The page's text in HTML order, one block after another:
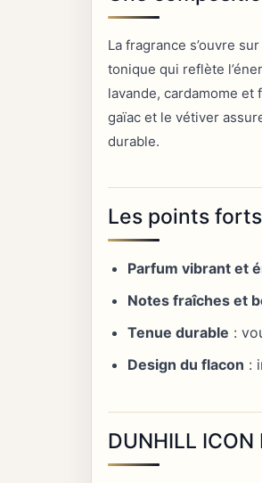
La fragrance s’ouvre
tonique qui reflète
lavande, cardamome
gaïac et le vétiver
durable.
Les points forts
Parfum vibrant et
Notes fraîches et
Tenue durable :
Design du flacon :
DUNHILL